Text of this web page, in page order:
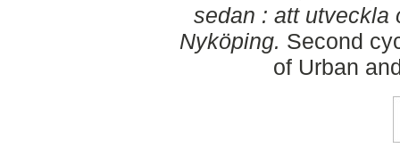
sedan : att utveckla
Nyköping. Second
of Urban